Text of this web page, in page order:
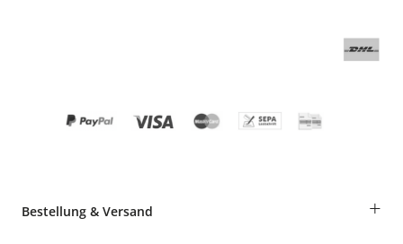
Bestellung & Versand +